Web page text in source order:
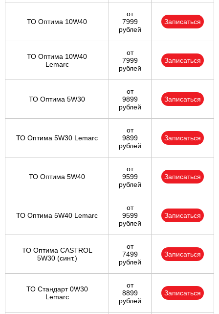
ТО Оптима 10W40
от
7999
рублей
Записаться
ТО Оптима 10W40
Lemarc
от
7999
рублей
Записаться
ТО Оптима 5W30
от
9899
рублей
Записаться
ТО Оптима 5W30 Lemarc
от
9899
рублей
Записаться
ТО Оптима 5W40
от
9599
рублей
Записаться
ТО Оптима 5W40 Lemarc
от
9599
рублей
Записаться
ТО Оптима CASTROL
5W30 (синт.)
от
7499
рублей
Записаться
ТО Стандарт 0W30
Lemarc
от
8899
рублей
Записаться